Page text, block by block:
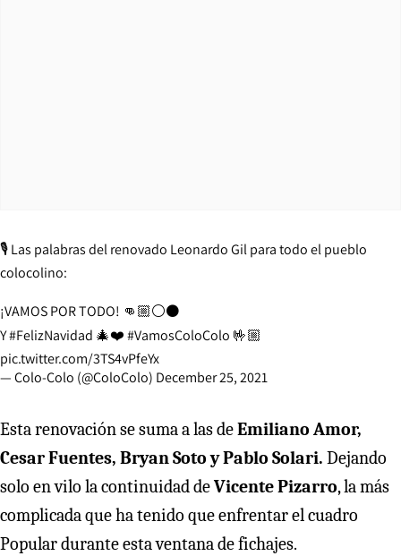
🎙 Las palabras del renovado Leonardo Gil para todo el pueblo
colocolino:
¡VAMOS POR TODO! 👊🏼⚪️⚫️
Y#FelizNavidad 🎄❤️#VamosColoColo 🤟🏼
pic.twitter.com/3TS4vPfeYx
— Colo-Colo (@ColoColo) December 25, 2021
Esta renovación se suma a las deEmiliano Amor,
Cesar Fuentes, Bryan Soto y Pablo Solari. Dejando
solo en vilo la continuidad deVicente Pizarro, la más
complicada que ha tenido que enfrentar el cuadro
Popular durante esta ventana de fichajes.